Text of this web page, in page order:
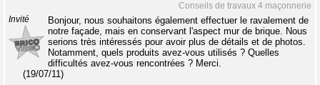
Conseils de travaux 4 maçonnerie
Invité
Bonjour, nous souhaitons également effectuer le ravalement de
notre façade, mais en conservant l'aspect mur de brique. Nous
serions très intéressés pour avoir plus de détails et de photos.
Notamment, quels produits avez-vous utilisés ? Quelles
difficultés avez-vous rencontrées ? Merci.
(19/07/11)